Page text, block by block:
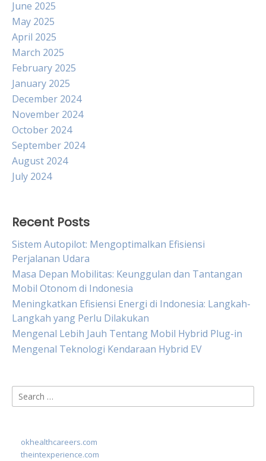
June 2025
May 2025
April 2025
March 2025
February 2025
January 2025
December 2024
November 2024
October 2024
September 2024
August 2024
July 2024
Recent Posts
Sistem Autopilot: Mengoptimalkan Efisiensi
Perjalanan Udara
Masa Depan Mobilitas: Keunggulan dan Tantangan
Mobil Otonom di Indonesia
Meningkatkan Efisiensi Energi di Indonesia: Langkah-
Langkah yang Perlu Dilakukan
Mengenal Lebih Jauh Tentang Mobil Hybrid Plug-in
Mengenal Teknologi Kendaraan Hybrid EV
Search
for:
okhealthcareers.com
theintexperience.com